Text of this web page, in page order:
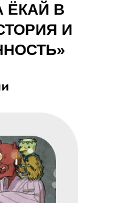
ЁКАЙ В
И